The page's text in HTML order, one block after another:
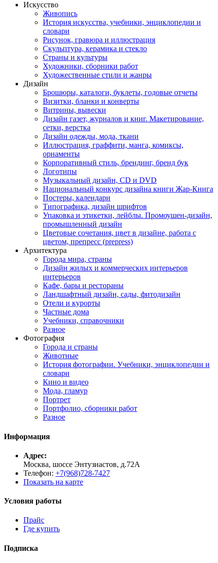
Искусство
Живопись
История искусства, учебники, энциклопедии и
словари
Рисунок, гравюра и иллюстрация
Скульптура, керамика и стекло
Страны и культуры
Художники, сборники работ
Художественные стили и жанры
Дизайн
Брошюры, каталоги, буклеты, годовые отчеты
Визитки, бланки и конверты
Витрины, вывески
Дизайн газет, журналов и книг. Макетирование,
сетки, верстка
Дизайн одежды, мода, ткани
Иллюстрация, граффити, манга, комиксы,
орнаменты
Корпоративный стиль, брендинг, бренд бук
Логотипы
Музыкальный дизайн, СD и DVD
Национальный конкурс дизайна книги Жар-Книга
Постеры, календари
Типографика, дизайн шрифтов
Упаковка и этикетки, лейблы. Промоушен-дизайн,
промышленный дизайн
Цветовые сочетания, цвет в дизайне, работа с
цветом, препресс (prepress)
Архитектура
Города мира, страны
Дизайн жилых и коммерческих интерьеров
интерьеров
Кафе, бары и рестораны
Ландшафтный дизайн, сады, фитодизайн
Отели и курорты
Частные дома
Учебники, справочники
Разное
Фотография
Города и страны
Животные
История фотографии. Учебники, энциклопедии и
словари
Кино и видео
Мода, гламур
Портрет
Портфолио, сборники работ
Разное
Информация
Адрес:
Москва, шоссе Энтузиастов, д.72А
Телефон: +7(968)728-7427
Показать на карте
Условия работы
Прайс
Где купить
Подписка